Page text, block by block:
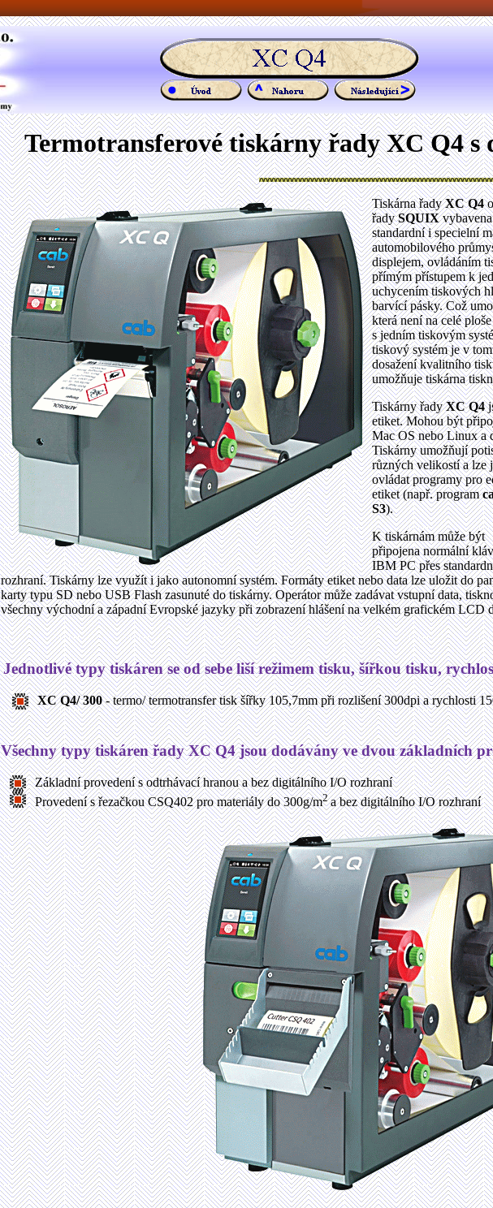
Termotransferové tiskárny řady XC Q4 s
Tiskárna řadyXC Q4
řadySQUIX
standardní i specielní
automobilového
displejem, ovládáním
přímým přístupem k
uchycením tiskových
barvící pásky. Což
která není na celé
s jedním tiskovým
tiskový systém je v
dosažení kvalitního
umožňuje tiskárna
Tiskárny řadyXC Q4
etiket. Mohou být
Mac OS nebo Linux a
Tiskárny umožňují
různých velikostí a lze
ovládat programy pro
etiket (např. program
S3).
K tiskárnám může být
připojena normální
IBM PC přes
rozhraní. Tiskárny lze využít i jako autonomní systém. Formáty etiket nebo data lze uložit do
karty typu SD nebo USB Flash zasunuté do tiskárny. Operátor může zadávat vstupní data,
všechny východní a západní Evropské jazyky při zobrazení hlášení na velkém grafickém LCD
Jednotlivé typy tiskáren se od sebe liší režimem tisku, šířkou tisku,
XC Q4/ 300- termo/ termotransfer tisk šířky 105,7mm při rozlišení 300dpi a rychlosti
Všechny typy tiskáren řady XC Q4 jsou dodávány ve dvou základních
Základní provedení s odtrhávací hranou a bez digitálního I/O rozhraní
Provedení s řezačkou CSQ402 pro materiály do 300g/m2a bez digitálního I/O rozhraní